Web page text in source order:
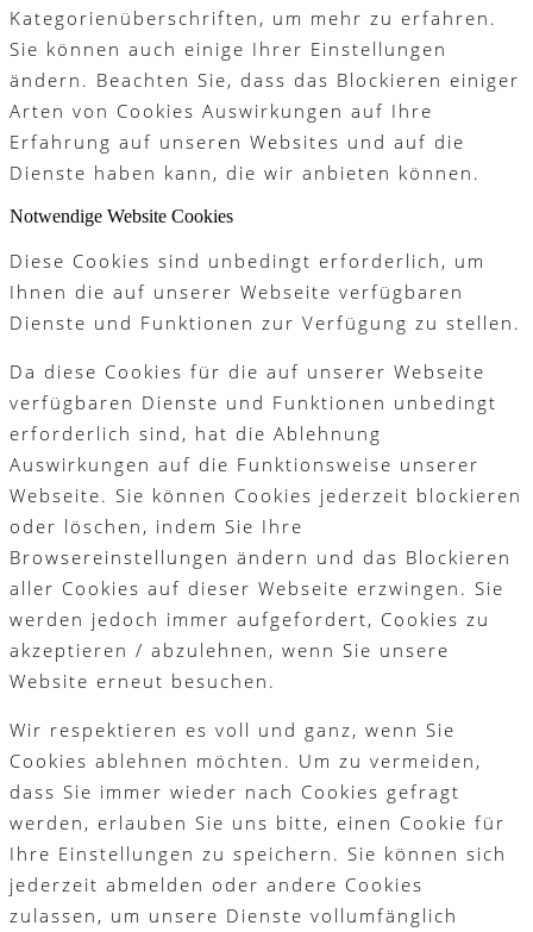
Kategorienüberschriften, um mehr zu erfahren.
Sie können auch einige Ihrer Einstellungen
ändern. Beachten Sie, dass das Blockieren einiger
Arten von Cookies Auswirkungen auf Ihre
Erfahrung auf unseren Websites und auf die
Dienste haben kann, die wir anbieten können.
Notwendige Website Cookies
Diese Cookies sind unbedingt erforderlich, um
Ihnen die auf unserer Webseite verfügbaren
Dienste und Funktionen zur Verfügung zu stellen.
Da diese Cookies für die auf unserer Webseite
verfügbaren Dienste und Funktionen unbedingt
erforderlich sind, hat die Ablehnung
Auswirkungen auf die Funktionsweise unserer
Webseite. Sie können Cookies jederzeit blockieren
oder löschen, indem Sie Ihre
Browsereinstellungen ändern und das Blockieren
aller Cookies auf dieser Webseite erzwingen. Sie
werden jedoch immer aufgefordert, Cookies zu
akzeptieren / abzulehnen, wenn Sie unsere
Website erneut besuchen.
Wir respektieren es voll und ganz, wenn Sie
Cookies ablehnen möchten. Um zu vermeiden,
dass Sie immer wieder nach Cookies gefragt
werden, erlauben Sie uns bitte, einen Cookie für
Ihre Einstellungen zu speichern. Sie können sich
jederzeit abmelden oder andere Cookies
zulassen, um unsere Dienste vollumfänglich